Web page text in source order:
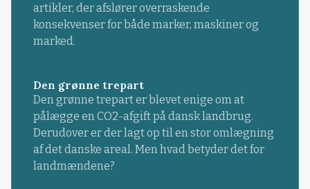
artikler, der afslører overraskende
konsekvenser for både marker, maskiner og
marked.
Den grønne trepart
Den grønne trepart er blevet enige om at
pålægge en CO2-afgift på dansk landbrug.
Derudover er der lagt op til en stor omlægning
af det danske areal. Men hvad betyder det for
landmændene?